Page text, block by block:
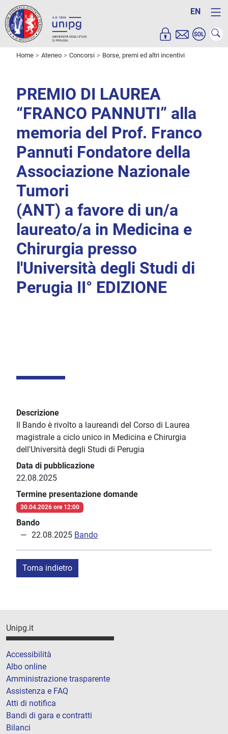
EN
Home Ateneo Concorsi Borse, premi ed altri incentivi
PREMIO DI LAUREA
“FRANCO PANNUTI” alla
memoria del Prof. Franco
Pannuti Fondatore della
Associazione Nazionale
Tumori
(ANT) a favore di un/a
laureato/a in Medicina e
Chirurgia presso
l'Università degli Studi di
Perugia II° EDIZIONE
Descrizione
Il Bando è rivolto a laureandi del Corso di Laurea
magistrale a ciclo unico in Medicina e Chirurgia
dell'Università degli Studi di Perugia
Data di pubblicazione
22.08.2025
Termine presentazione domande
30.04.2026 ore 12:00
Bando
22.08.2025 Bando
Torna indietro
Unipg.it
Accessibilità
Albo online
Amministrazione trasparente
Assistenza e FAQ
Atti di notifica
Bandi di gara e contratti
Bilanci